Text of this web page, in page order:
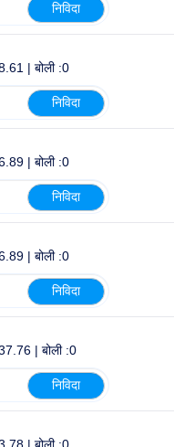
निविदा
| बोली :0
निविदा
| बोली :0
निविदा
| बोली :0
निविदा
| बोली :0
निविदा